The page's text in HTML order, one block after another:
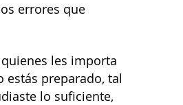
errores que
les importa
estás preparado, tal
lo suficiente,